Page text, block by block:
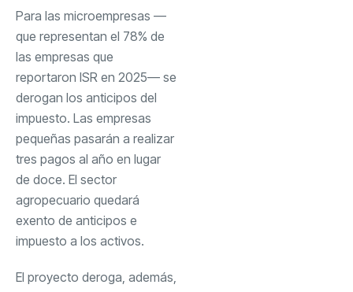
Para las microempresas —
que representan el 78% de
las empresas que
reportaron ISR en 2025— se
derogan los anticipos del
impuesto. Las empresas
pequeñas pasarán a realizar
tres pagos al año en lugar
de doce. El sector
agropecuario quedará
exento de anticipos e
impuesto a los activos.
El proyecto deroga, además,